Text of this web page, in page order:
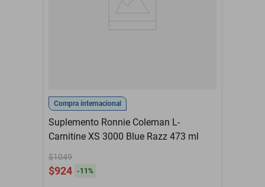
Compra internacional
Suplemento Ronnie Coleman L-
Carnitine XS 3000 Blue Razz 473 ml
$1049
$924 -11 %